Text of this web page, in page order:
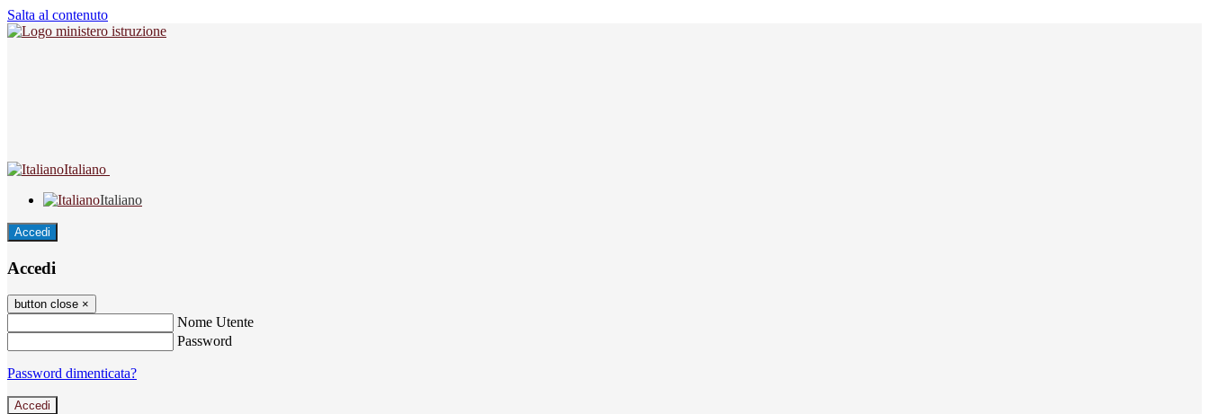
Salta al contenuto
Italiano
Italiano
Accedi
Accedi
button close ×
Nome Utente
Password
Password dimenticata?